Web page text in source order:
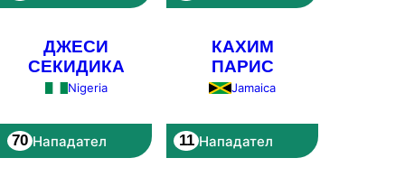
ДЖЕСИ
СЕКИДИКА
Nigeria
70 Нападател
КАХИМ
ПАРИС
Jamaica
11 Нападател